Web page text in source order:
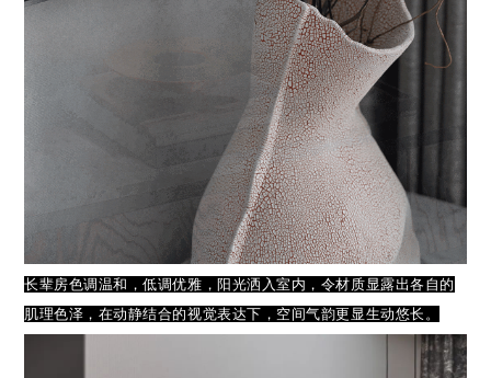
长辈房色调温和，低调优雅，阳光洒入室内，令材质显露出各自的
肌理色泽，在动静结合的视觉表达下，空间气韵更显生动悠长。